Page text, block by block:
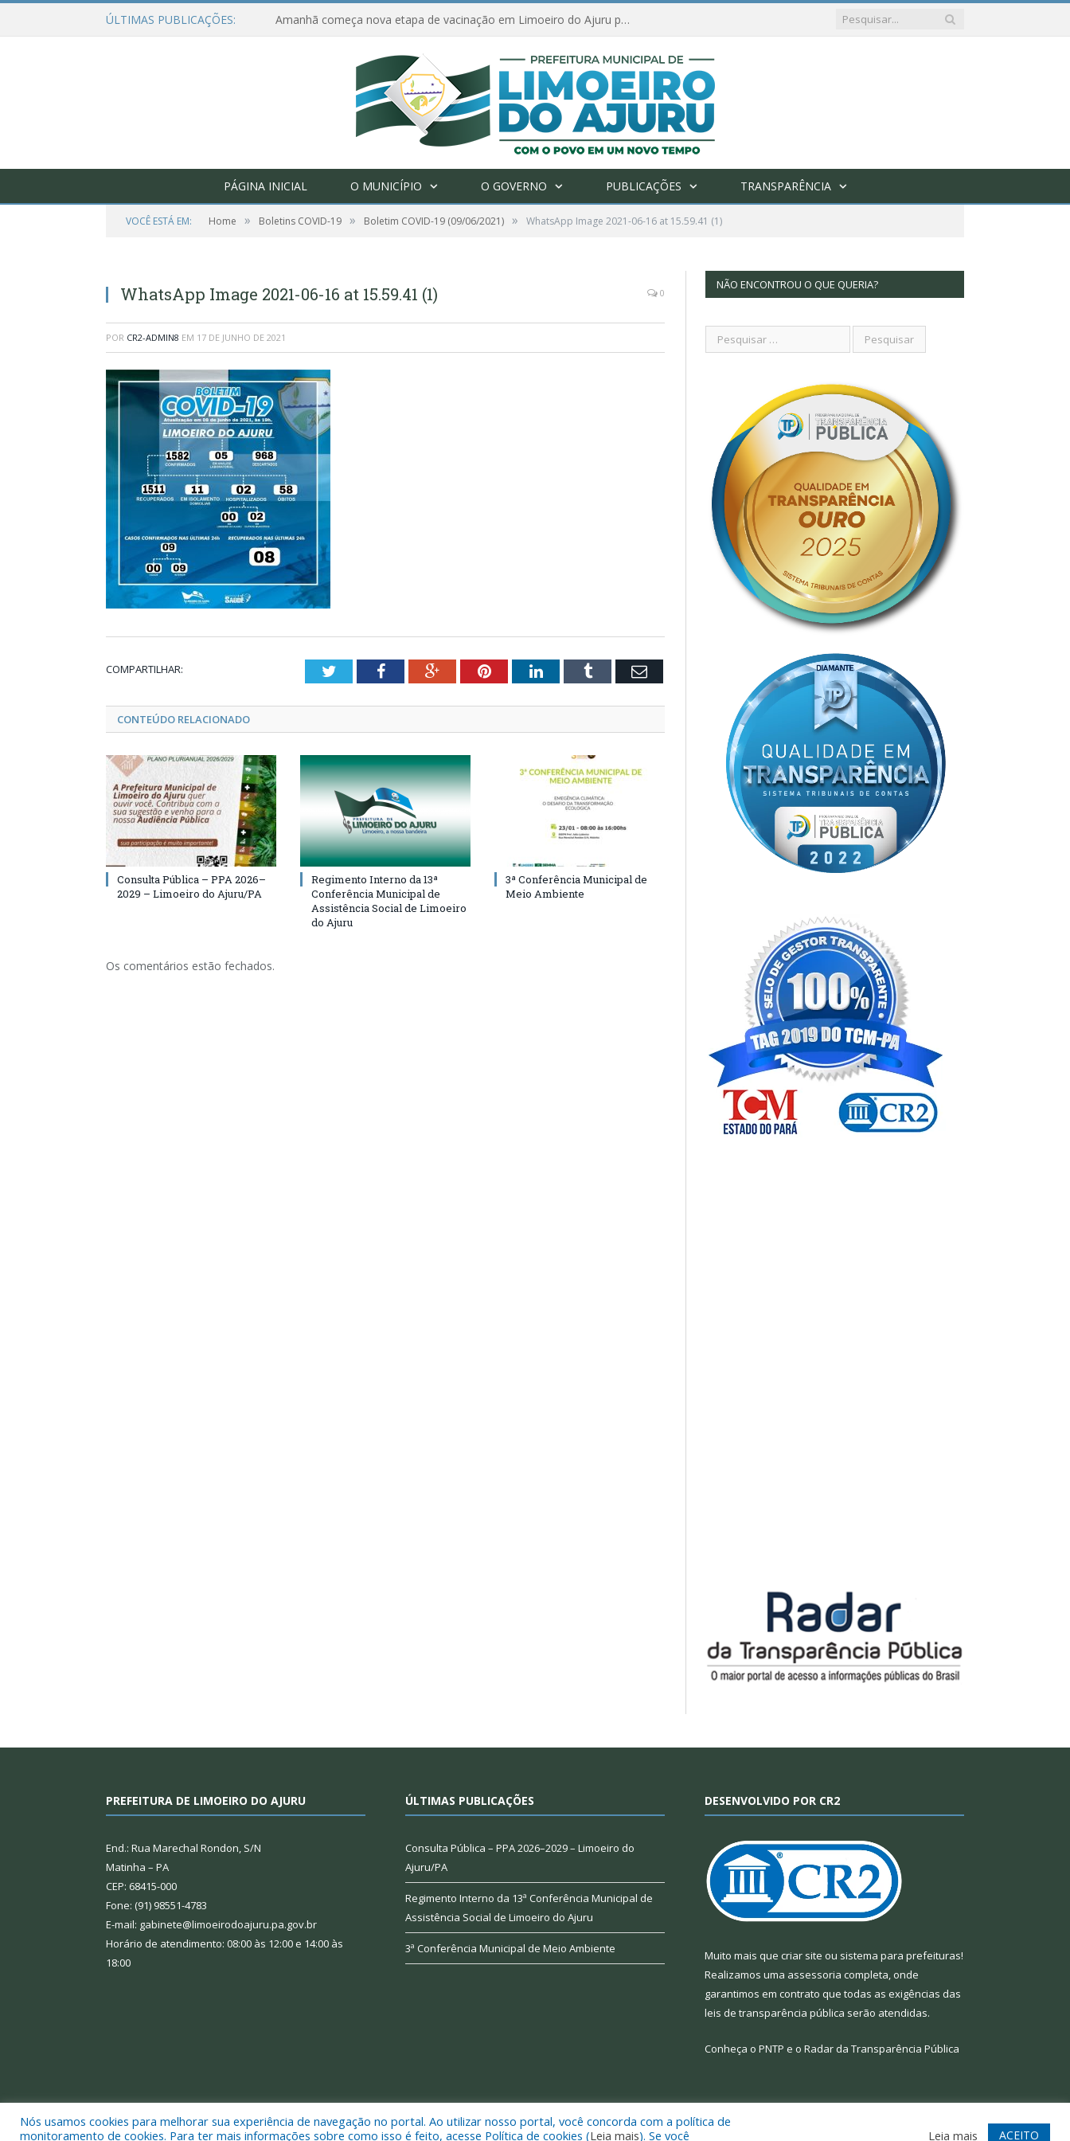
ÚLTIMAS PUBLICAÇÕES: Amanhã começa nova etapa de vacinação em Limoeiro do Ajuru para idosos com 65 ou mais
PÁGINA INICIAL O MUNICÍPIO O GOVERNO PUBLICAÇÕES TRANSPARÊNCIA
VOCÊ ESTÁ EM: Home » Boletins COVID-19 » Boletim COVID-19 (09/06/2021) » WhatsApp Image 2021-06-16 at 15.59.41 (1)
WhatsApp Image 2021-06-16 at 15.59.41 (1) 0
POR CR2-ADMIN8 EM 17 DE JUNHO DE 2021
COMPARTILHAR: TwitterFacebookGoogle+PinterestLinkedInTumblr Email
CONTEÚDO RELACIONADO
Consulta Pública – PPA 2026–
2029 – Limoeiro do Ajuru/PA
Regimento Interno da 13ª
Conferência Municipal de
Assistência Social de Limoeiro
do Ajuru
3ª Conferência Municipal de
Meio Ambiente
Os comentários estão fechados.
NÃO ENCONTROU O QUE QUERIA?
PREFEITURA DE LIMOEIRO DO AJURU
End.: Rua Marechal Rondon, S/N
Matinha – PA
CEP: 68415-000
Fone: (91) 98551-4783
E-mail: gabinete@limoeirodoajuru.pa.gov.br
Horário de atendimento: 08:00 às 12:00 e 14:00 às
18:00
ÚLTIMAS PUBLICAÇÕES
Consulta Pública – PPA 2026–2029 – Limoeiro do
Ajuru/PA
Regimento Interno da 13ª Conferência Municipal de
Assistência Social de Limoeiro do Ajuru
3ª Conferência Municipal de Meio Ambiente
DESENVOLVIDO POR CR2
Muito mais que criar site ou sistema para prefeituras!
Realizamos uma assessoria completa, onde
garantimos em contrato que todas as exigências das
leis de transparência pública serão atendidas.
Conheça o PNTP e o Radar da Transparência Pública
Todos os direitos reservados a Prefeitura Municipal de Limoeiro do Ajuru. Mapa do Site Acessar Webmail
Nós usamos cookies para melhorar sua experiência de navegação no portal. Ao utilizar nosso portal, você concorda com a política de
monitoramento de cookies. Para ter mais informações sobre como isso é feito, acesse Política de cookies (Leia mais). Se você Leia mais ACEITO